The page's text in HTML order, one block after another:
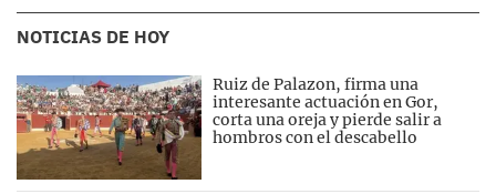
NOTICIAS DE HOY
Ruiz de Palazon, firma una
interesante actuación en Gor,
corta una oreja y pierde salir a
hombros con el descabello